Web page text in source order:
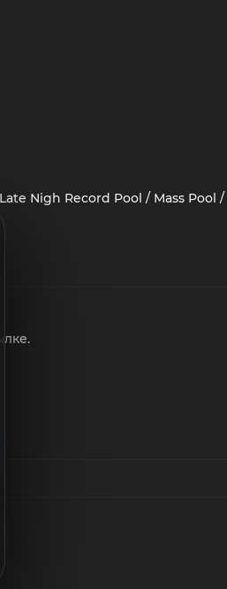
Nigh Record Pool / Mass Pool